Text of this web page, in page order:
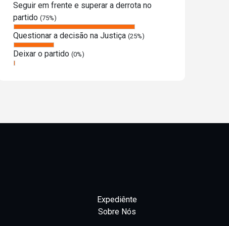
Seguir em frente e superar a derrota no
partido (75%)
Questionar a decisão na Justiça (25%)
Deixar o partido (0%)
Expediênte
Sobre Nós